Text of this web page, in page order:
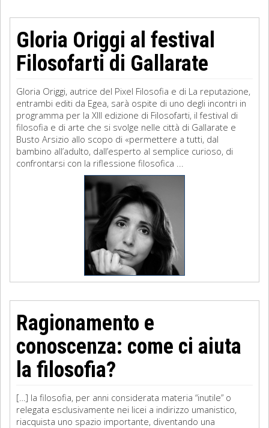
Gloria Origgi al festival
Filosofarti di Gallarate
Gloria Origgi, autrice del Pixel Filosofia e di La reputazione,
entrambi editi da Egea, sarà ospite di uno degli incontri in
programma per la XIII edizione di Filosofarti, il festival di
filosofia e di arte che si svolge nelle città di Gallarate e
Busto Arsizio allo scopo di «permettere a tutti, dal
bambino all’adulto, dall’esperto al semplice curioso, di
confrontarsi con la riflessione filosofica ...
Ragionamento e
conoscenza: come ci aiuta
la filosofia?
[…] la filosofia, per anni considerata materia “inutile” o
relegata esclusivamente nei licei a indirizzo umanistico,
riacquista uno spazio importante, diventando una